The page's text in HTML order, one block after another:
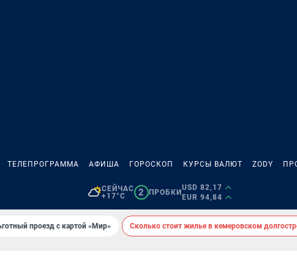
ТЕЛЕПРОГРАММА АФИША ГОРОСКОП КУРСЫ ВАЛЮТ ZODY
СЕЙЧАС
+17°C
2 ПРОБКИ
USD 82,17
EUR 94,84
проезд с картой «Мир» Сколько стоит жилье в кемеровском